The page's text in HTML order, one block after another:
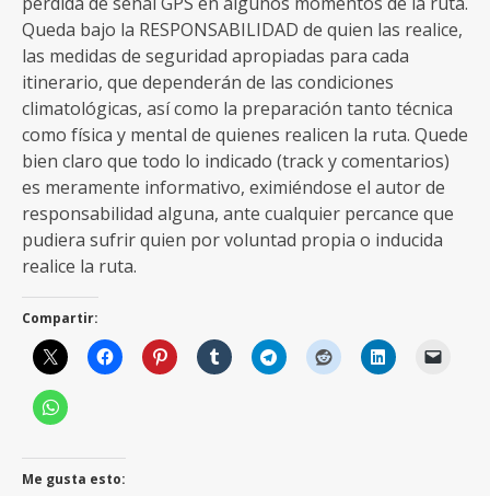
Queda bajo la RESPONSABILIDAD de quien las realice,
las medidas de seguridad apropiadas para cada
itinerario, que dependerán de las condiciones
climatológicas, así como la preparación tanto técnica
como física y mental de quienes realicen la ruta. Quede
bien claro que todo lo indicado (track y comentarios)
es meramente informativo, eximiéndose el autor de
responsabilidad alguna, ante cualquier percance que
pudiera sufrir quien por voluntad propia o inducida
realice la ruta.
Compartir:
Me gusta esto: